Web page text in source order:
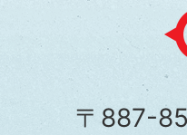
市
〒887-